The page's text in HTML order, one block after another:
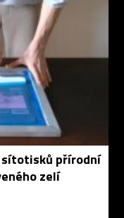
sítotisků přírodní
zelí